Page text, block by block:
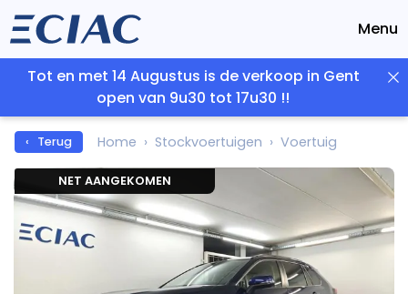
Menu
Tot en met 14 Augustus is de verkoop in Gent
open van 9u30 tot 17u30 !!
‹ Terug Home Stockvoertuigen Voertuig
NET AANGEKOMEN